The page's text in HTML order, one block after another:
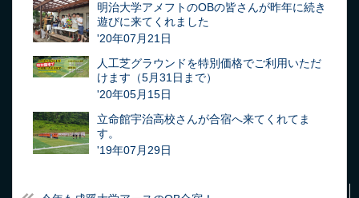
明治大学アメフトのOBの皆さんが昨年に続き
遊びに来てくれました
'20年07月21日
人工芝グラウンドを特別価格でご利用いただ
けます（5月31日まで）
'20年05月15日
立命館宇治高校さんが合宿へ来てくれてま
す。
'19年07月29日